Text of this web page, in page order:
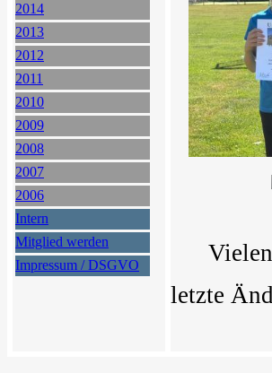
2014
2013
2012
2011
2010
2009
2008
2007
2006
Intern
Mitglied werden
Impressum / DSGVO
letzte